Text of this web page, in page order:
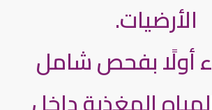
الأرضيات.
أولًا بفحص شامل